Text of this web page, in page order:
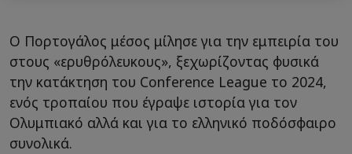
Ο Πορτογάλος μέσος μίλησε για την εμπειρία του
στους «ερυθρόλευκους», ξεχωρίζοντας φυσικά
την κατάκτηση του Conference League το 2024,
ενός τροπαίου που έγραψε ιστορία για τον
Ολυμπιακό αλλά και για το ελληνικό ποδόσφαιρο
συνολικά.